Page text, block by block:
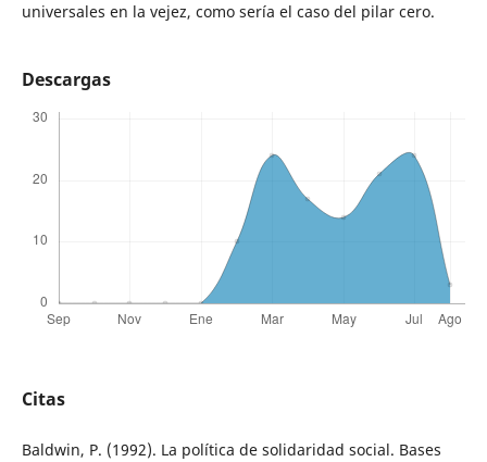
universales en la vejez, como sería el caso del pilar cero.
Descargas
Citas
Baldwin, P. (1992). La política de solidaridad social. Bases